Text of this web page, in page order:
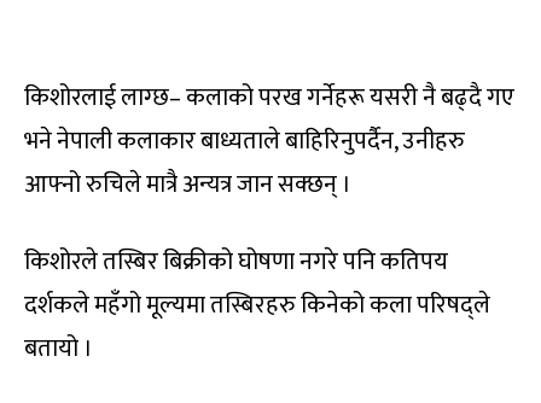
किशोरलाई लाग्छ– कलाको परख गर्नेहरू यसरी नै बढ्दै गए
भने नेपाली कलाकार बाध्यताले बाहिरिनुपर्दैन, उनीहरु
आफ्नो रुचिले मात्रै अन्यत्र जान सक्छन् ।
किशोरले तस्बिर बिक्रीको घोषणा नगरे पनि कतिपय
दर्शकले महँगो मूल्यमा तस्बिरहरु किनेको कला परिषद्ले
बतायो ।